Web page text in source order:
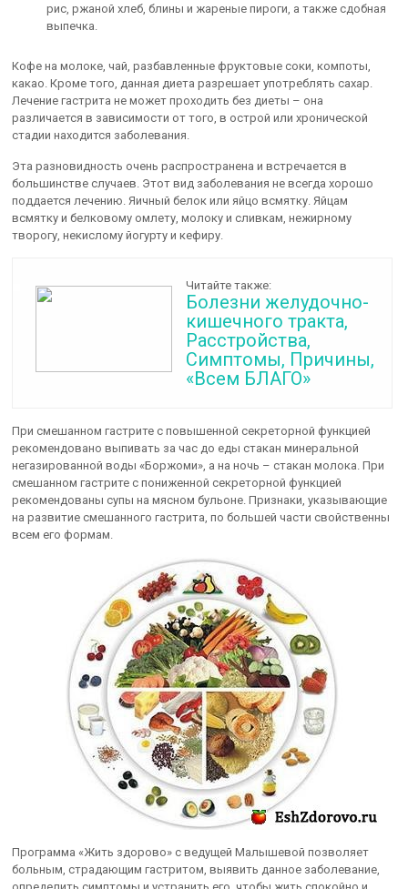
рис, ржаной хлеб, блины и жареные пироги, а также сдобная
выпечка.
Кофе на молоке, чай, разбавленные фруктовые соки, компоты,
какао. Кроме того, данная диета разрешает употреблять сахар.
Лечение гастрита не может проходить без диеты – она
различается в зависимости от того, в острой или хронической
стадии находится заболевания.
Эта разновидность очень распространена и встречается в
большинстве случаев. Этот вид заболевания не всегда хорошо
поддается лечению. Яичный белок или яйцо всмятку. Яйцам
всмятку и белковому омлету, молоку и сливкам, нежирному
творогу, некислому йогурту и кефиру.
Читайте также:
Болезни желудочно-
кишечного тракта,
Расстройства,
Симптомы, Причины,
«Всем БЛАГО»
При смешанном гастрите с повышенной секреторной функцией
рекомендовано выпивать за час до еды стакан минеральной
негазированной воды «Боржоми», а на ночь – стакан молока. При
смешанном гастрите с пониженной секреторной функцией
рекомендованы супы на мясном бульоне. Признаки, указывающие
на развитие смешанного гастрита, по большей части свойственны
всем его формам.
Программа «Жить здорово» с ведущей Малышевой позволяет
больным, страдающим гастритом, выявить данное заболевание,